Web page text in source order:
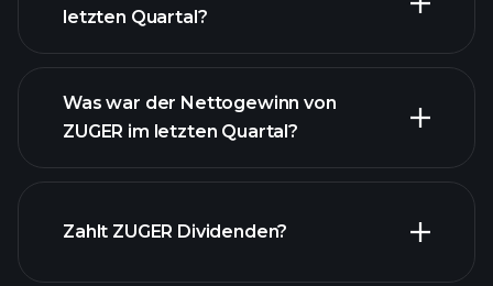
ZUGER Gewinnen
letzten Quartal?
ZUGER
Was war der Nettogewinn von
ZUGER im letzten Quartal?
Zahlt ZUGER Dividenden?